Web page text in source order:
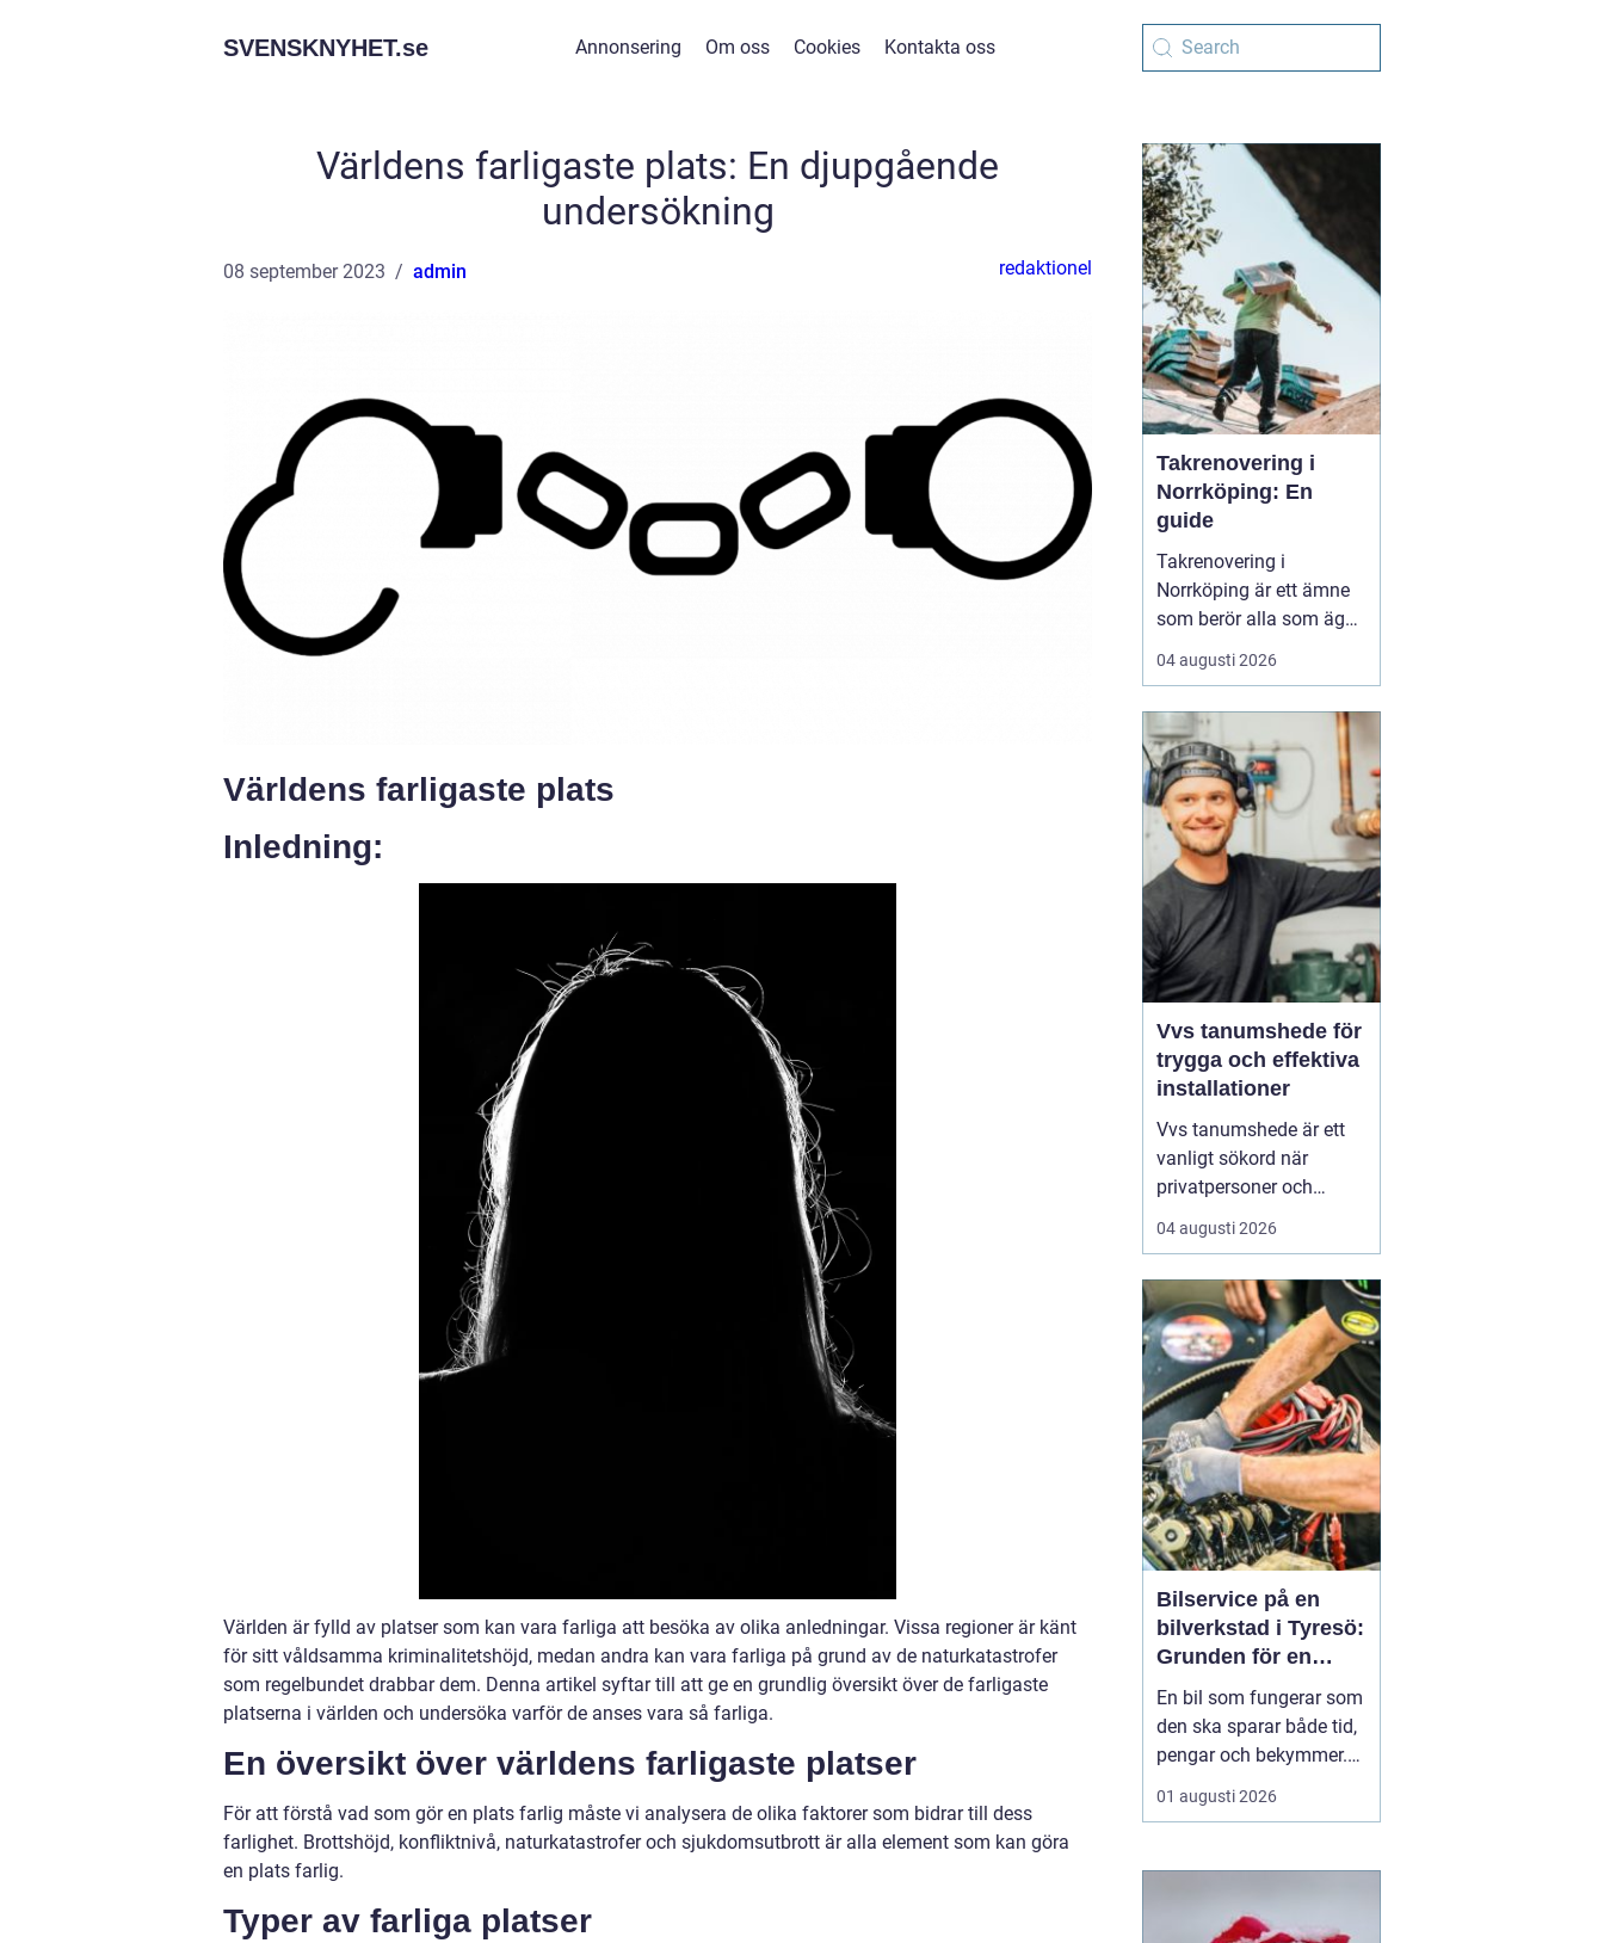
SVENSKNYHET.se Annonsering Om oss Cookies Kontakta oss
Världens farligaste plats: En djupgående
undersökning
08 september 2023 admin redaktionel
Världens farligaste plats
Inledning:
Världen är fylld av platser som kan vara farliga att besöka av olika anledningar. Vissa regioner är känt
för sitt våldsamma kriminalitetshöjd, medan andra kan vara farliga på grund av de naturkatastrofer
som regelbundet drabbar dem. Denna artikel syftar till att ge en grundlig översikt över de farligaste
platserna i världen och undersöka varför de anses vara så farliga.
En översikt över världens farligaste platser
För att förstå vad som gör en plats farlig måste vi analysera de olika faktorer som bidrar till dess
farlighet. Brottshöjd, konfliktnivå, naturkatastrofer och sjukdomsutbrott är alla element som kan göra
en plats farlig.
Typer av farliga platser
Takrenovering i
Norrköping: En
guide
Takrenovering i
Norrköping är ett ämne
som berör alla som äger
hus, radhus eller
flerfamiljshus i området.
viktigaste skydd mot
regn, snö och fukt, och
en i tid genomförd
renovering kan sp...
04 augusti 2026
Vvs tanumshede för
trygga och effektiva
installationer
Vvs tanumshede är ett
vanligt sökord när
privatpersoner och
företag behöver hjälp
med värme, vatten och
Många undrar vad som
skiljer en seriös vvs
partner från en tillfällig
lösning, hur en
installation bör gå till
och vilka...
04 augusti 2026
Bilservice på en
bilverkstad i Tyresö:
Grunden för en
trygg och hållbar
bilvardag
En bil som fungerar som
den ska sparar både tid,
pengar och bekymmer.
För många förare blir
servicefrågan ändå
tills en varningslampa
känns fel. Ge...
01 augusti 2026